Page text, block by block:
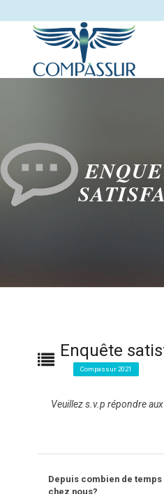
Enquête
Compassur 2021
Veuillez s.v.p répondre
Depuis combien de
chez nous?